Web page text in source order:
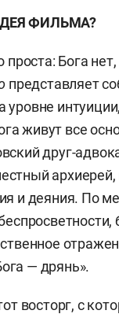
ФИЛЬМА?
Бога нет,
представляет
уровне
живут все
друг-
архиерей,
и деяния. По
— дрянь».
восторг, с